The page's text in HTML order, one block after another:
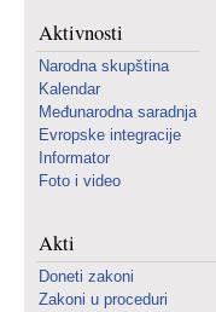
Aktivnosti
Narodna skupština
Kalendar
Međunarodna saradnja
Evropske integracije
Informator
Foto i video
Akti
Doneti zakoni
Zakoni u proceduri